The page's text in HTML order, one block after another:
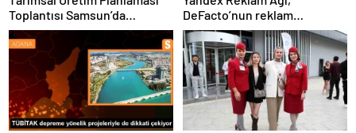
Toplantısı Samsun’da
Gerçekleştirildi
DeFacto’nun reklam
başarısında kritik bir rol
oynadı